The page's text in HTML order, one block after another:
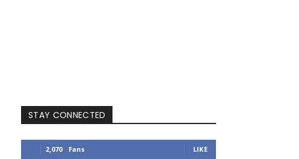
STAY CONNECTED
2,070 Fans LIKE